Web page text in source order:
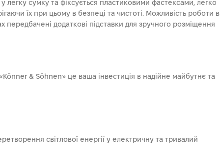
сумку та фіксується пластиковими фастексами, легко
їх при цьому в безпеці та чистоті. Можливість роботи в
додаткові підставки для зручного розміщення
& Söhnen» це ваша інвестиція в надійне майбутнє та
світлової енергії у електричну та тривалий